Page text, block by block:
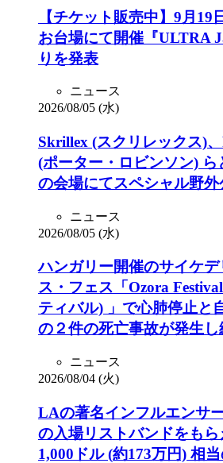
【チケット販売中】9月19
お台場にて開催『ULTRA
りを発表
ニュース
2026/08/05 (水)
Skrillex (スクリレックス)
(ポーター・ロビンソン)
の会場にてスペシャル野
ニュース
2026/08/05 (水)
ハンガリー開催のサイケ
ス・フェス「Ozora
ティバル) 」で心肺停止と
の２件の死亡事故が発生
ニュース
2026/08/04 (火)
LAの著名インフルエンサー
の入場リストバンドをも
1,000ドル (約173万円) 相